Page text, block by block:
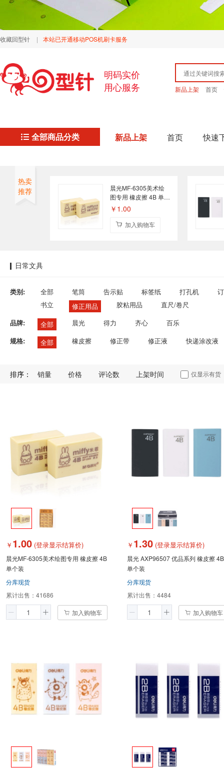
收藏回型针 | 本站已开通移动POS机刷卡服务
明码实价
用心服务
新品上架 首页
全部商品分类 新品上架 首页 快速
热卖
推荐
晨光MF-6305美术绘
图专用 橡皮擦 4B 单个
装
￥1.00
加入购物车
日常文具
类别: 全部 笔筒 告示贴 标签纸 打孔机
书立
修正用品 胶粘用品
直尺/卷尺
品牌:
全部 晨光 得力 齐心
百乐
规格:
全部 橡皮擦 修正带 修正液 快递涂改液
排序： 销量 价格 评论数 上架时间 仅显示有货
￥ 1.00 (登录显示结算价)
晨光MF-6305美术绘图专用 橡皮擦 4B
单个装
分库现货
累计出售： 41686
加入购物车
￥ 1.30 (登录显示结算价)
晨光 AXP96507 优品系列 橡皮擦 4B
单个装
分库现货
累计出售： 4484
加入购物车